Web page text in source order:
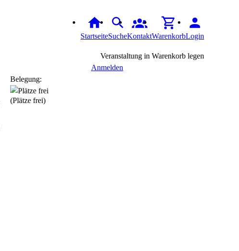
StartseiteSucheKontaktWarenkorbLogin
Veranstaltung in Warenkorb legen
Anmelden
Belegung:
(Plätze frei)